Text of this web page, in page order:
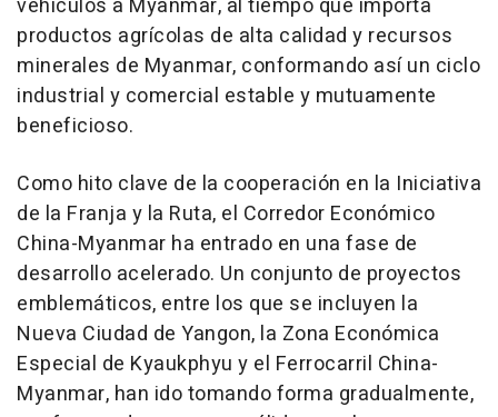
vehículos a Myanmar, al tiempo que importa
productos agrícolas de alta calidad y recursos
minerales de Myanmar, conformando así un ciclo
industrial y comercial estable y mutuamente
beneficioso.
Como hito clave de la cooperación en la Iniciativa
de la Franja y la Ruta, el Corredor Económico
China-Myanmar ha entrado en una fase de
desarrollo acelerado. Un conjunto de proyectos
emblemáticos, entre los que se incluyen la
Nueva Ciudad de Yangon, la Zona Económica
Especial de Kyaukphyu y el Ferrocarril China-
Myanmar, han ido tomando forma gradualmente,